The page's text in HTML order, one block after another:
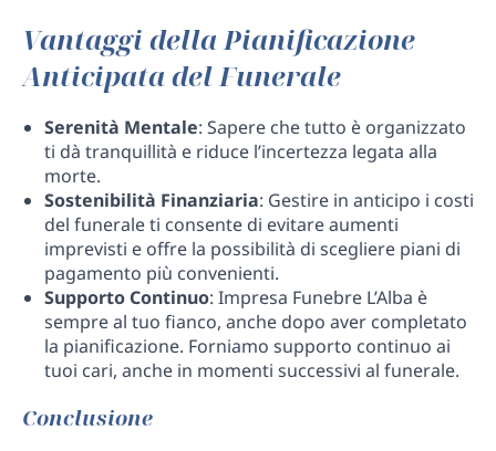
Vantaggi della Pianificazione
Anticipata del Funerale
Serenità Mentale: Sapere che tutto è organizzato
ti dà tranquillità e riduce l’incertezza legata alla
morte.
Sostenibilità Finanziaria: Gestire in anticipo i costi
del funerale ti consente di evitare aumenti
imprevisti e offre la possibilità di scegliere piani di
pagamento più convenienti.
Supporto Continuo: Impresa Funebre L’Alba è
sempre al tuo fianco, anche dopo aver completato
la pianificazione. Forniamo supporto continuo ai
tuoi cari, anche in momenti successivi al funerale.
Conclusione